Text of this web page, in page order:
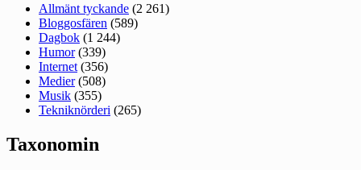
Allmänt tyckande (2 261)
Bloggosfären (589)
Dagbok (1 244)
Humor(339)
Internet (356)
Medier(508)
Musik (355)
Tekniknörderi (265)
Taxonomin